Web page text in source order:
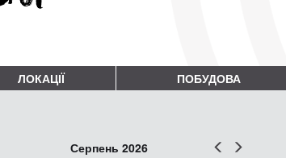
ЛОКАЦІЇ ПОБУДОВА
Попер
Серпень 2026